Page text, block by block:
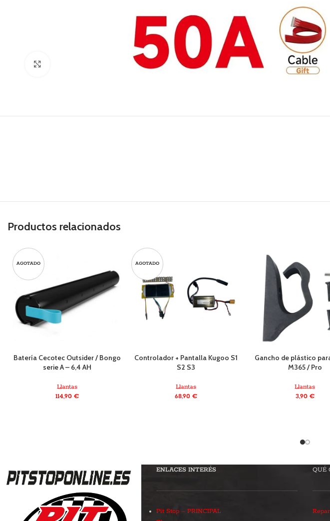
Productos relacionados
AGOTADO
Batería Cecotec Outsider / Bongo
serie A – 6,4 AH
Llantas
114,90 €
AGOTADO
Controlador + Pantalla Kugoo S1
S2 S3
Llantas
68,90€
Gancho de plástico
M365 / Pro
Llantas
3,90 €
ENLACES INTERÉS
Pit Stop – PRINCIPAL
QUÉ